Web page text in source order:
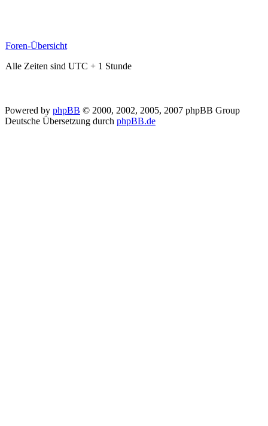
Foren-Übersicht
Alle Zeiten sind UTC + 1 Stunde
Powered by phpBB © 2000, 2002, 2005, 2007 phpBB Group
Deutsche Übersetzung durch phpBB.de